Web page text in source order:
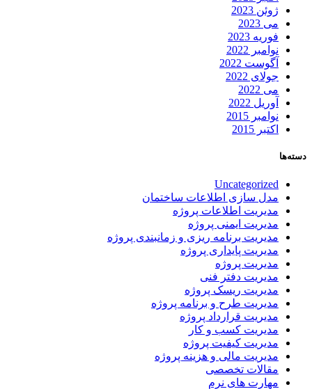
ژوئن 2023
می 2023
فوریه 2023
نوامبر 2022
آگوست 2022
جولای 2022
می 2022
آوریل 2022
نوامبر 2015
اکتبر 2015
دسته‌ها
Uncategorized
مدل سازی اطلاعات ساختمان
مدیریت اطلاعات پروژه
مدیریت ایمنی پروژه
مدیریت برنامه ریزی و زمانبندی پروژه
مدیریت پایداری پروژه
مدیریت پروژه
مدیریت دفتر فنی
مدیریت ریسک پروژه
مدیریت طرح و برنامه پروژه
مدیریت قرارداد پروژه
مدیریت کسب و کار
مدیریت کیفیت پروژه
مدیریت مالی و هزینه پروژه
مقالات تخصصی
مهارت های نرم